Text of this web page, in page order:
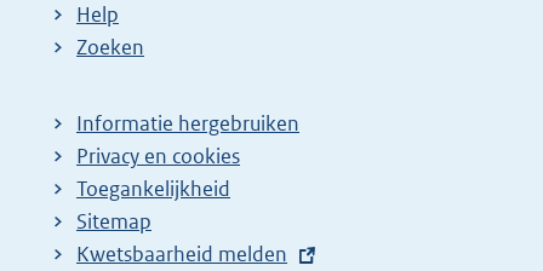
Help
Zoeken
Informatie hergebruiken
Privacy en cookies
Toegankelijkheid
Sitemap
E
Kwetsbaarheid melden